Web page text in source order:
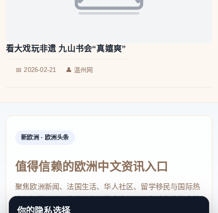
看大戏玩非遗 九山书会“真嬉爽”
📅 2026-02-21 👤 温州网
新欧洲 · 欧洲头条
值得信赖的欧洲中文资讯入口
聚焦欧洲新闻、法国生活、华人社区、留学移民与国际热
点，提供及时、真实、实用的中文资讯，帮助海外华人快
你的隐私选择